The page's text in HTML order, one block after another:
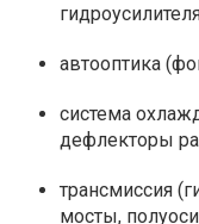
автооптика
система
дефлекторы
трансмиссия
мосты,